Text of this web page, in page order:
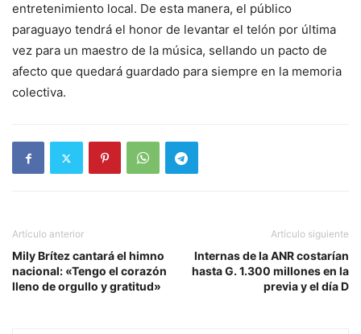
entretenimiento local. De esta manera, el público
paraguayo tendrá el honor de levantar el telón por última
vez para un maestro de la música, sellando un pacto de
afecto que quedará guardado para siempre en la memoria
colectiva.
Artículo anterior
Mily Brítez cantará el himno
nacional: «Tengo el corazón
lleno de orgullo y gratitud»
Artículo siguiente
Internas de la ANR costarían
hasta G. 1.300 millones en la
previa y el día D